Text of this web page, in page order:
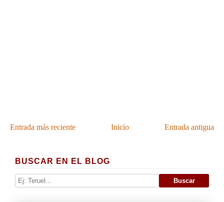
Entrada más reciente Entrada antigua
Inicio
BUSCAR EN EL BLOG